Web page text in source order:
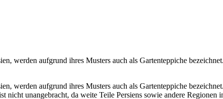
werden aufgrund ihres Musters auch als Gartenteppiche
werden aufgrund ihres Musters auch als Gartenteppiche
nicht unangebracht, da weite Teile Persiens sowie andere